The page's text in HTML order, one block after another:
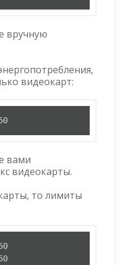
вручную
видеокарт:
вами
видеокарты.
то лимиты